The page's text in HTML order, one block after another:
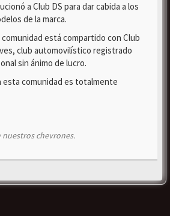
a Club DS para dar cabida a los
de la marca.
está compartido con Club
club automovilístico registrado
sin ánimo de lucro.
esta comunidad es totalmente
chevrones.